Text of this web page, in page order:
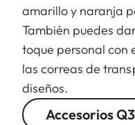
amarillo y naranja
También puedes
toque personal con
las correas de
diseños.
Accesorios Q3